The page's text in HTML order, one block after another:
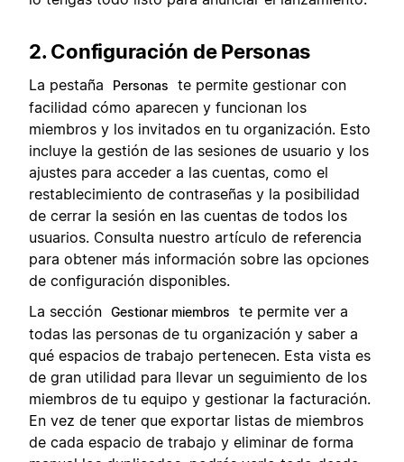
2. Configuración de Personas
La pestaña Personas
te permite gestionar con
facilidad cómo aparecen y funcionan los
miembros y los invitados en tu organización. Esto
incluye la gestión de las sesiones de usuario y los
ajustes para acceder a las cuentas, como el
restablecimiento de contraseñas y la posibilidad
de cerrar la sesión en las cuentas de todos los
usuarios. Consulta nuestro artículo de referencia
para obtener más información sobre las opciones
de configuración disponibles.
La sección Gestionar miembros
te permite ver a
todas las personas de tu organización y saber a
qué espacios de trabajo pertenecen. Esta vista es
de gran utilidad para llevar un seguimiento de los
miembros de tu equipo y gestionar la facturación.
En vez de tener que exportar listas de miembros
de cada espacio de trabajo y eliminar de forma